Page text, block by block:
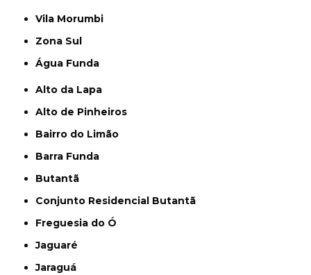
Vila Morumbi
Zona Sul
Água Funda
Alto da Lapa
Alto de Pinheiros
Bairro do Limão
Barra Funda
Butantã
Conjunto Residencial Butantã
Freguesia do Ó
Jaguaré
Jaraguá